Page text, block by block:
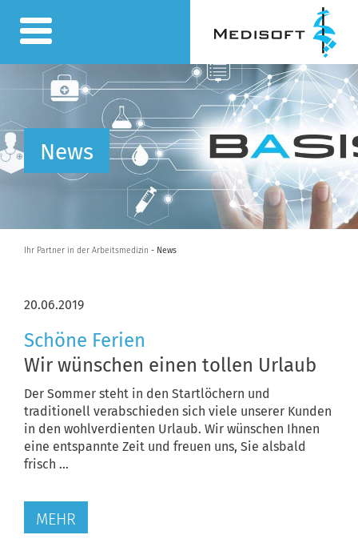
News
Ihr Partner in der Arbeitsmedizin - News
20.06.2019
Schöne Ferien
Wir wünschen einen tollen Urlaub
Der Sommer steht in den Startlöchern und
traditionell verabschieden sich viele unserer Kunden
in den wohlverdienten Urlaub. Wir wünschen Ihnen
eine entspannte Zeit und freuen uns, Sie alsbald
frisch ...
MEHR